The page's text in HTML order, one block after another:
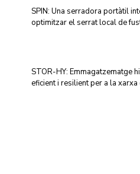
SPIN: Una serradora portàtil
optimitzar el serrat local de
STOR-HY: Emmagatzematge
eficient i resilient per a la